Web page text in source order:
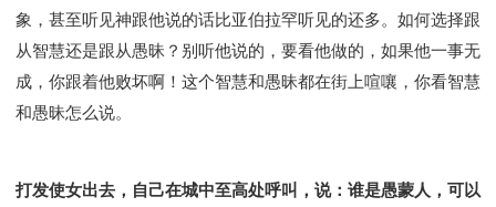
象，甚至听见神跟他说的话比亚伯拉罕听见的还多。如何选择跟
从智慧还是跟从愚昧？别听他说的，要看他做的，如果他一事无
成，你跟着他败坏啊！这个智慧和愚昧都在街上喧嚷，你看智慧
和愚昧怎么说。
打发使女出去，自己在城中至高处呼叫，说：谁是愚蒙人，可以